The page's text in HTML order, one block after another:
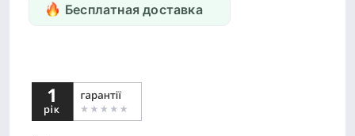
Бесплатная доставка